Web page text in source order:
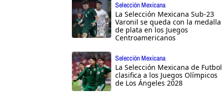
Selección Mexicana
La Selección Mexicana Sub-23
Varonil se queda con la medalla
de plata en los Juegos
Centroamericanos
Selección Mexicana
La Selección Mexicana de Futbol
clasifica a los Juegos Olímpicos
de Los Ángeles 2028